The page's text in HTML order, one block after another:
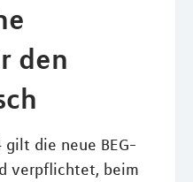
den
gilt die neue BEG-
verpflichtet, beim